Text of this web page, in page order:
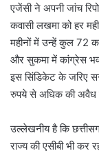
एजेंसी ने अपनी जांच
कवासी लखमा को हर
महीनों में उन्हें कुल 72
और सुकमा में कांग्रेस
इस सिंडिकेट के जरिए
रुपये से अधिक की अवैध
उल्लेखनीय है कि
राज्य की एसीबी भी कर